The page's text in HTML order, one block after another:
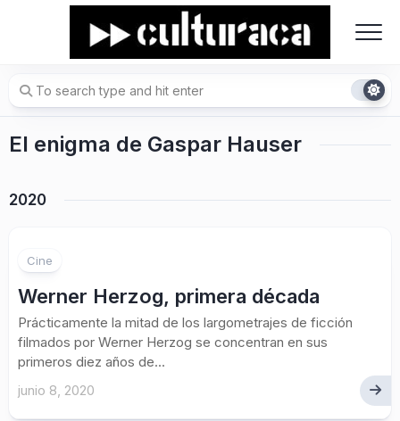
El enigma de Gaspar Hauser
2020
Cine
Werner Herzog, primera década
Prácticamente la mitad de los largometrajes de ficción
filmados por Werner Herzog se concentran en sus
primeros diez años de...
junio 8, 2020